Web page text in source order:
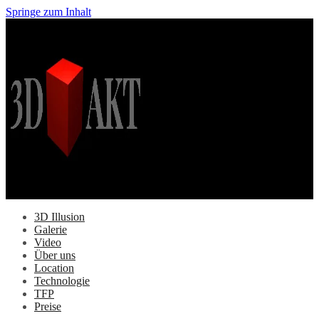
Springe zum Inhalt
3D Illusion
Galerie
Video
Über uns
Location
Technologie
TFP
Preise